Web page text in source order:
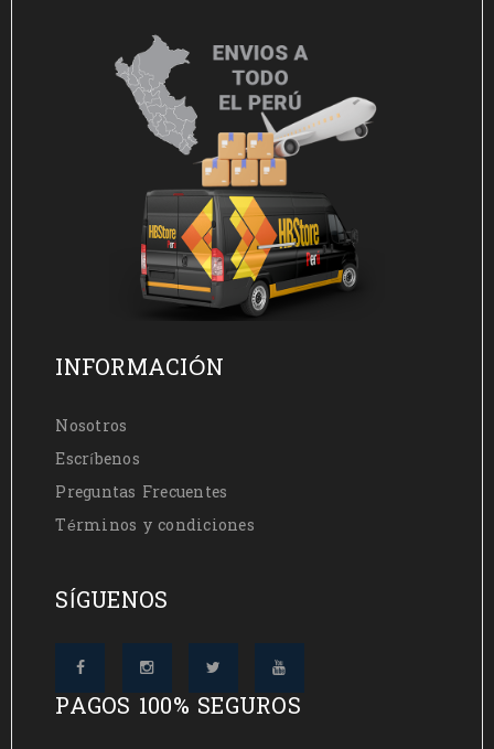
INFORMACIÓN
Nosotros
Escríbenos
Preguntas Frecuentes
Términos y condiciones
SÍGUENOS
PAGOS 100% SEGUROS